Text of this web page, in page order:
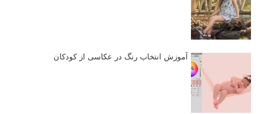
آموزش انتخاب رنگ در عکاسی از کودکان